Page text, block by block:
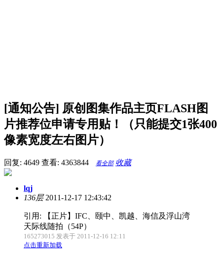
[通知公告] 原创图集作品主页FLASH图
片推荐位申请专用贴！（只能提交1张400
像素宽度左右图片）
回复: 4649 查看: 4363844 看全部 收藏
lqj
136层2011-12-17 12:43:42
引用: 【正片】IFC、颐中、凯越、海信及浮山湾
天际线随拍（54P）
165273015 发表于 2011-12-16 12:11
点击重新加载